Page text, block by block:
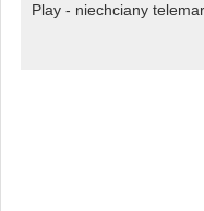
Play - niechciany